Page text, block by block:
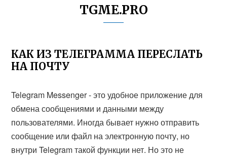
TGME.PRO
КАК ИЗ ТЕЛЕГРАММА ПЕРЕСЛАТЬ
НА ПОЧТУ
Telegram Messenger - это удобное приложение для
обмена сообщениями и данными между
пользователями. Иногда бывает нужно отправить
сообщение или файл на электронную почту, но
внутри Telegram такой функции нет. Но это не